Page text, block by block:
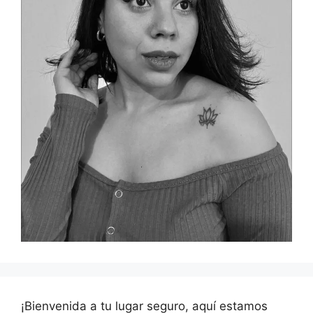
¡Bienvenida a tu lugar seguro, aquí estamos